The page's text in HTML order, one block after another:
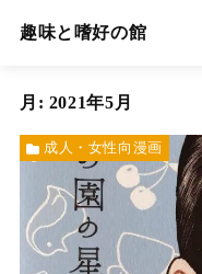
趣味と嗜好の館
月: 2021年5月
成人・女性向漫画